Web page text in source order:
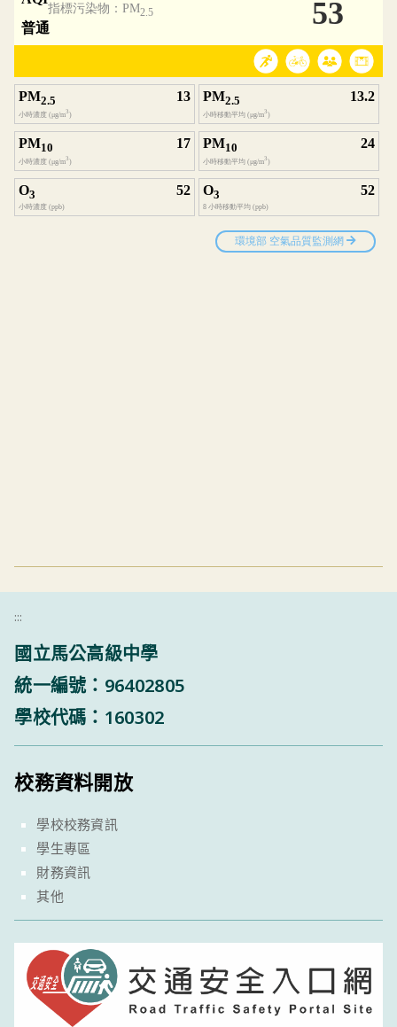
:::
國立馬公高級中學
統一編號：96402805
學校代碼：160302
校務資料開放
學校校務資訊
學生專區
財務資訊
其他